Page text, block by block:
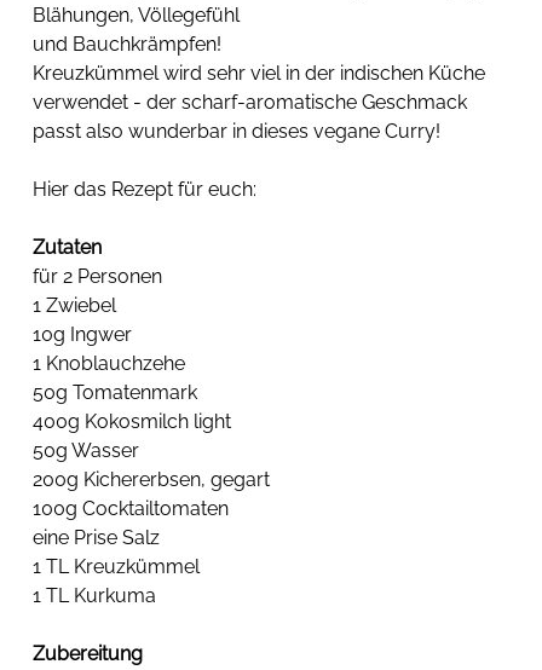
Blähungen, Völlegefühl
und Bauchkrämpfen!
Kreuzkümmel wird sehr viel in der indischen Küche
verwendet - der scharf-aromatische Geschmack
passt also wunderbar in dieses vegane Curry!
Hier das Rezept für euch:
Zutaten
für 2 Personen
1 Zwiebel
10g Ingwer
1 Knoblauchzehe
50g Tomatenmark
400g Kokosmilch light
50g Wasser
200g Kichererbsen, gegart
100g Cocktailtomaten
eine Prise Salz
1 TL Kreuzkümmel
1 TL Kurkuma
Zubereitung